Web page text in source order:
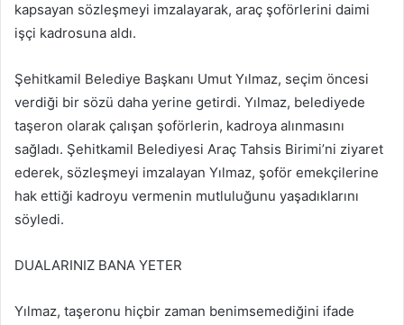
kapsayan sözleşmeyi imzalayarak, araç şoförlerini daimi
işçi kadrosuna aldı.
Şehitkamil Belediye Başkanı Umut Yılmaz, seçim öncesi
verdiği bir sözü daha yerine getirdi. Yılmaz, belediyede
taşeron olarak çalışan şoförlerin, kadroya alınmasını
sağladı. Şehitkamil Belediyesi Araç Tahsis Birimi’ni ziyaret
ederek, sözleşmeyi imzalayan Yılmaz, şoför emekçilerine
hak ettiği kadroyu vermenin mutluluğunu yaşadıklarını
söyledi.
DUALARINIZ BANA YETER
Yılmaz, taşeronu hiçbir zaman benimsemediğini ifade